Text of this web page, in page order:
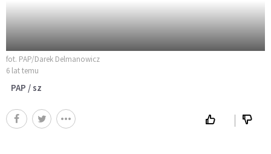
fot. PAP/Darek Delmanowicz
6 lat temu
PAP / sz